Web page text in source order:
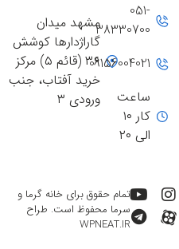
مشهد میدان
گاراژدارها کوشش
۳۶ (قائم ۵) مرکز
خرید آفتاب، جنب
ورودی ۳
051-
38330700
09156004021
ساعت
کار ۱۰
الی ۲۰
تمام حقوق برای خانه گرما و
سرما محفوظ است. طراح
WPNEAT.IR